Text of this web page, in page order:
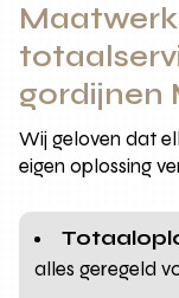
gordijnen
Wij geloven dat
eigen oplossing
alles geregeld